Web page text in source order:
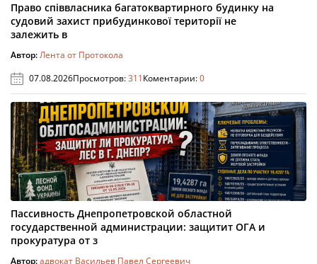
Право співвласника багатоквартирного будинку на
судовий захист прибудинкової території не
залежить в
Автор:Лента от Протокола
07.08.2026Просмотров:311Коментарии:0
Пассивность Днепропетровской областной
государственной администрации: защитит ОГА и
прокуратура от з
Автор:адвокат Васильев Павел Сергеевич